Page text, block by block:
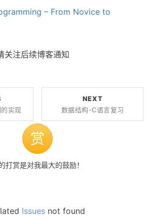
– From Novice to
关注后续博客通知
实现
NEXT
数据结构-C语言复习
赏
打赏是对我最大的鼓励！
Issuesnot found